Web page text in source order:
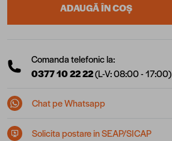
ADAUGĂ ÎN COȘ
Comanda telefonic la:
0377 10 22 22(L-V: 08:00 - 17:00)
Chat pe Whatsapp
Solicita postare in SEAP/SICAP